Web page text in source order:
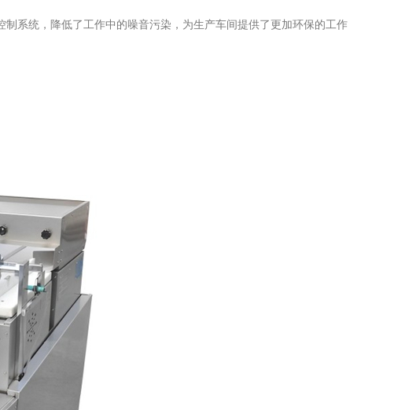
系统，降低了工作中的噪音污染，为生产车间提供了更加环保的工作